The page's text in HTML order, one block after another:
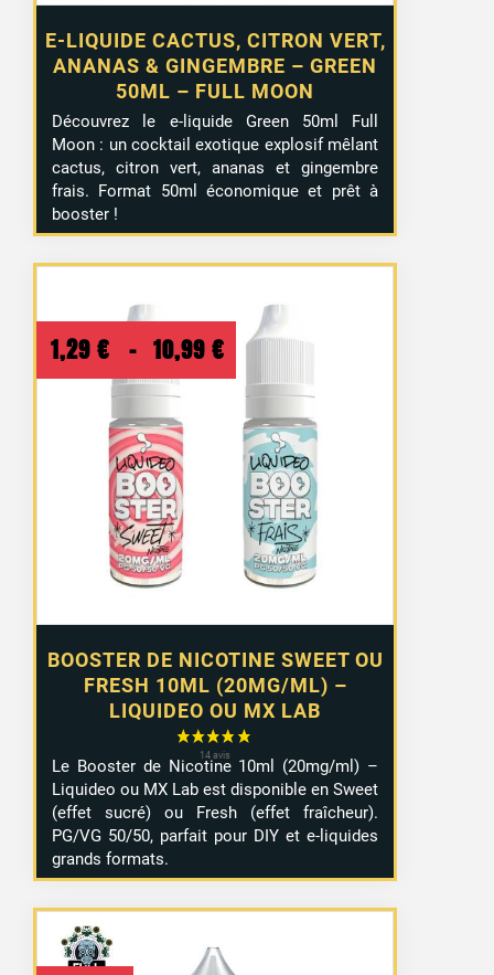
E-LIQUIDE CACTUS, CITRON VERT,
ANANAS & GINGEMBRE – GREEN
50ML – FULL MOON
Découvrez le e-liquide Green 50ml Full
Moon : un cocktail exotique explosif mêlant
cactus, citron vert, ananas et gingembre
frais. Format 50ml économique et prêt à
booster !
BOOSTER DE NICOTINE SWEET OU
FRESH 10ML (20MG/ML) –
LIQUIDEO OU MX LAB
1,29 € – 10,99 €
Plage
de
prix :
1,29 €
10,99 €
Le Booster de Nicotine 10ml (20mg/ml) –
Liquideo ou MX Lab est disponible en Sweet
(effet sucré) ou Fresh (effet fraîcheur).
PG/VG 50/50, parfait pour DIY et e-liquides
grands formats.